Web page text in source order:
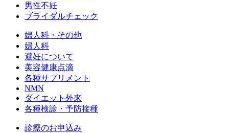
男性不妊
ブライダルチェック
婦人科・その他
婦人科
避妊について
美容健康点滴
各種サプリメント
NMN
ダイエット外来
各種検診・予防接種
診療のお申込み